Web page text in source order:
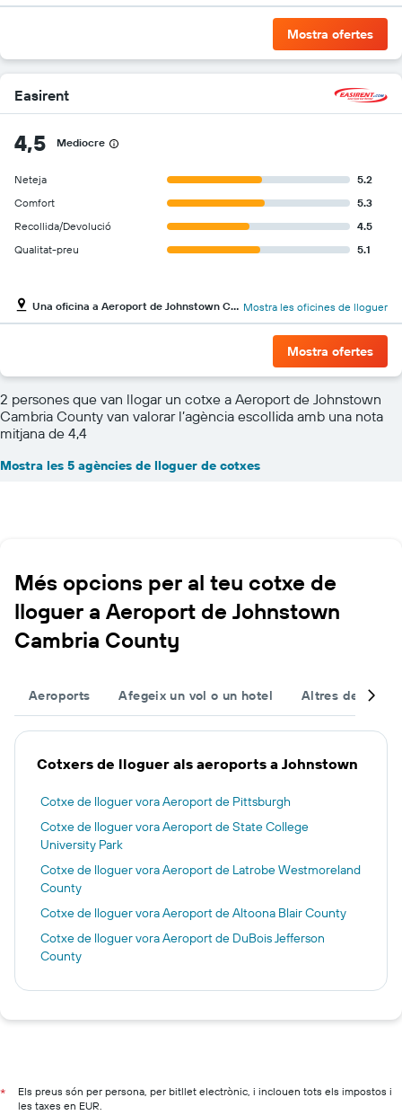
Mostra ofertes
Easirent
4,5 Mediocre
Neteja
5.2
Comfort
5.3
Recollida/Devolució
4.5
Qualitat-preu
5.1
Una oficina a Aeroport de Johnstown Cambria County Mostra les oficines de lloguer
Mostra ofertes
2 persones que van llogar un cotxe a Aeroport de Johnstown
Cambria County van valorar l’agència escollida amb una nota
mitjana de 4,4
Mostra les 5 agències de lloguer de cotxes
Més opcions per al teu cotxe de
lloguer a Aeroport de Johnstown
Cambria County
Aeroports Afegeix un vol o un hotel Altres
Cotxers de lloguer als aeroports a Johnstown
Cotxe de lloguer vora Aeroport de Pittsburgh
Cotxe de lloguer vora Aeroport de State College
University Park
Cotxe de lloguer vora Aeroport de Latrobe Westmoreland
County
Cotxe de lloguer vora Aeroport de Altoona Blair County
Cotxe de lloguer vora Aeroport de DuBois Jefferson
County
*
Els preus són per persona, per bitllet electrònic, i inclouen tots els impostos i
les taxes en EUR.